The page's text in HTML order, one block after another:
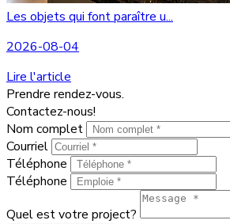
Les objets qui font paraître u...
2026-08-04
Lire l'article
Prendre rendez-vous.
Contactez-nous!
Nom complet
Courriel
Téléphone
Téléphone
Quel est votre project?